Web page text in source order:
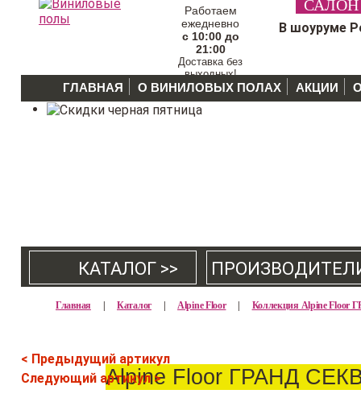
Работаем
ежедневно
с 10:00 до
21:00
Доставка без
выходных!
В шоуруме
ГЛАВНАЯ О ВИНИЛОВЫХ ПОЛАХ АКЦИИ
КАТАЛОГ >>
Главная | Каталог | Alpine Floor | Коллекция Alpine
< Предыдущий артикул
Следующий артикул >Alpine Floor ГРАНД